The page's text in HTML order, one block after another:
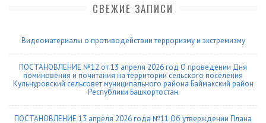
СВЕЖИЕ ЗАПИСИ
Видеоматериалы о противодействии терроризму и экстремизму
ПОСТАНОВЛЕНИЕ №12 от 13 апреля 2026 год О проведении Дня
поминовения и почитания на территории сельского поселения
Кульчуровский сельсовет муниципального района Баймакский район
Республики Башкортостан
ПОСТАНОВЛЕНИЕ 13 апреля 2026 года №11 Об утверждении Плана